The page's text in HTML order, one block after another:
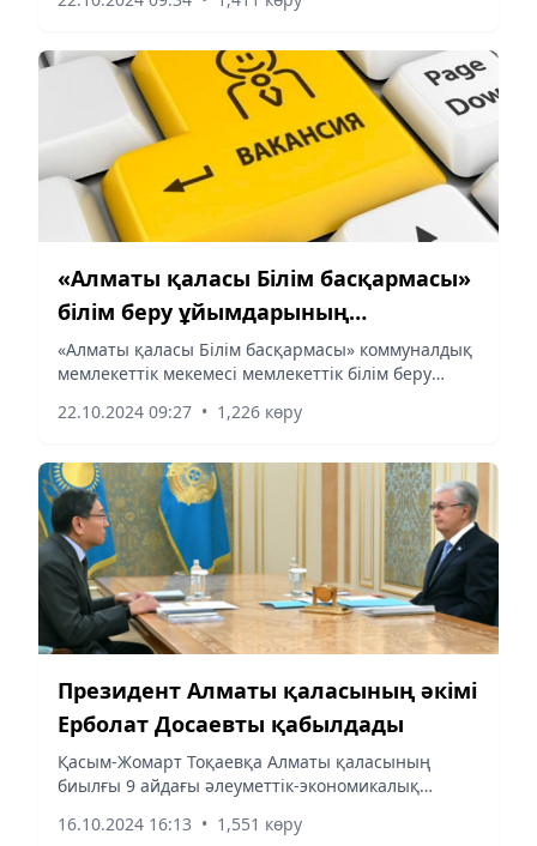
конкурс жариялайды:
«Алматы қаласы Білім басқармасы»
білім беру ұйымдарының
басшыларының бос лауазымдық
орындарына конкурс жариялайды
«Алматы қаласы Білім басқармасы» коммуналдық
мемлекеттік мекемесі мемлекеттік білім беру
тыс ұйымдар МКҚК) басшыларының бос
22.10.2024 09:27 • 1,226 көру
Президент Алматы қаласының әкімі
Ерболат Досаевты қабылдады
Қасым-Жомарт Тоқаевқа Алматы қаласының
биылғы 9 айдағы әлеуметтік-экономикалық
Ерболат Досаевтың айтуынша, есепті кезеңде
16.10.2024 16:13 • 1,551 көру